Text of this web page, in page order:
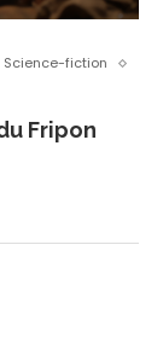
Science-fiction
Fripon